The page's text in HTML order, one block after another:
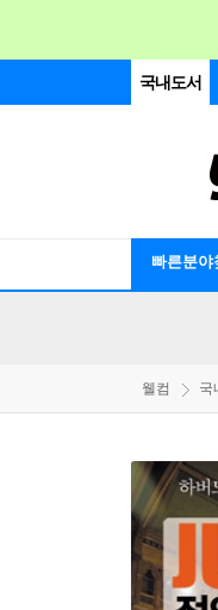
국내도서
빠른분야
웰컴 국